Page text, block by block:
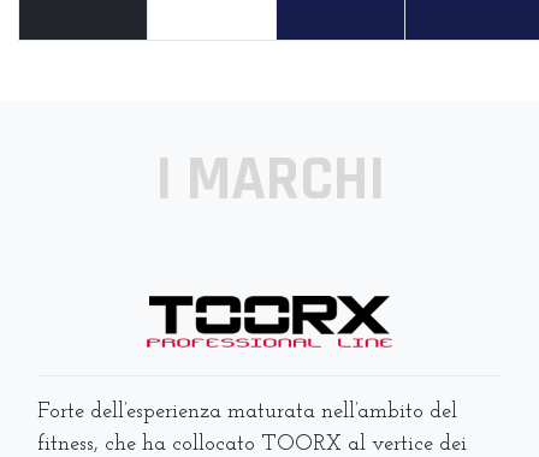
I MARCHI
Forte dell’esperienza maturata nell’ambito del
fitness, che ha collocato TOORX al vertice dei